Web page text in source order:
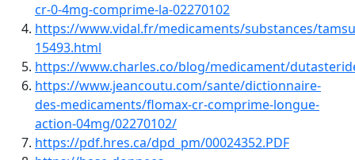
cr-0-4mg-comprime-la-02270102
https://www.vidal.fr/medicaments/substances/
15493.html
https://www.charles.co/blog/medicament/
https://www.jeancoutu.com/sante/dictionnaire-
des-medicaments/flomax-cr-comprime-longue-
action-04mg/02270102/
https://pdf.hres.ca/dpd_pm/00024352.PDF